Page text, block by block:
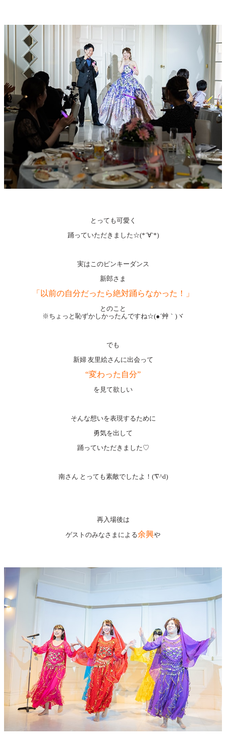
とっても可愛く
踊っていただきました☆(*´∀`*)
実はこのピンキーダンス
新郎さま
「以前の自分だったら絶対踊らなかった！」
とのこと
※ちょっと恥ずかしかったんですね☆(●´艸｀)ヾ
でも
新婦 友里絵さんに出会って
“変わった自分”
を見て欲しい
そんな想いを表現するために
勇気を出して
踊っていただきました♡
南さん とっても素敵でしたよ！('∇^d)
再入場後は
ゲストのみなさまによる余興や